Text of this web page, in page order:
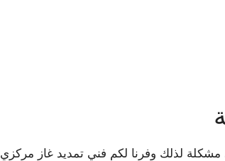
لذلك وفرنا لكم فني تمديد غاز مركزي